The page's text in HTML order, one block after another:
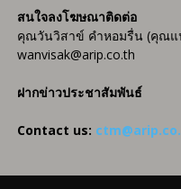
สนใจลงโฆษณาติดต่อ
คุณวันวิสาข์ คำหอมรื่น (คุณแ
wanvisak@arip.co.th
ฝากข่าวประชาสัมพันธ์
Contact us: